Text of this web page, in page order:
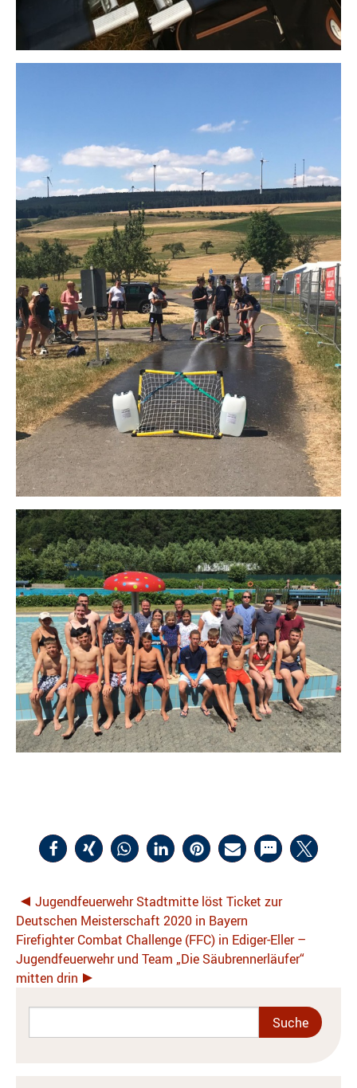
Jugendfeuerwehr Stadtmitte löst Ticket zur
Deutschen Meisterschaft 2020 in Bayern
Firefighter Combat Challenge (FFC) in Ediger-Eller –
Jugendfeuerwehr und Team „Die Säubrennerläufer“
mitten drin